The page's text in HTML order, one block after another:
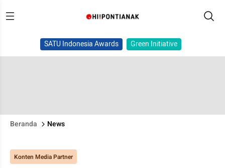
SATU Indonesia Awards Green Initiative
Beranda News
Konten Media Partner